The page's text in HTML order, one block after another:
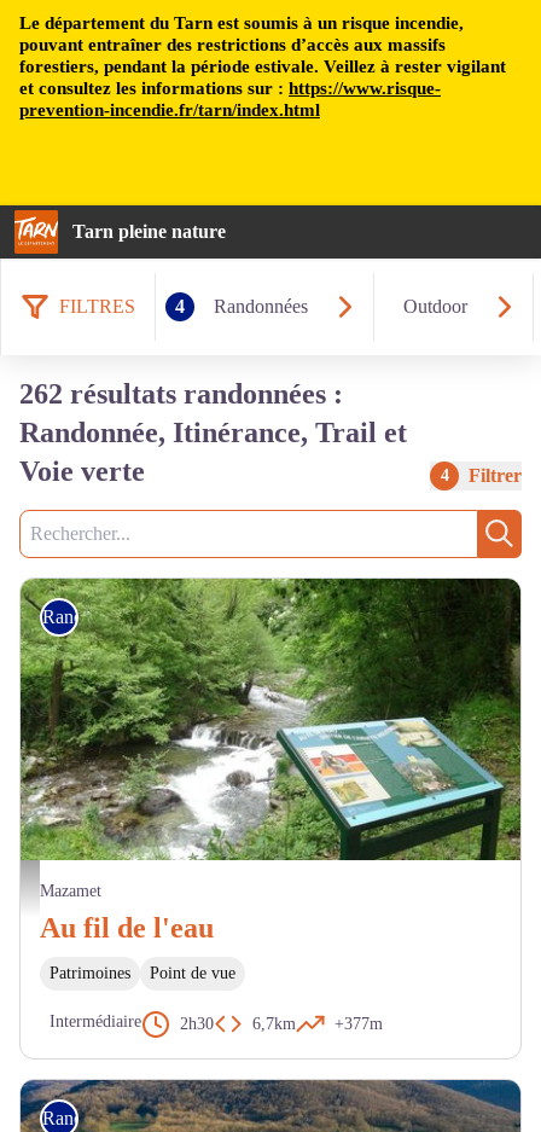
Le département du Tarn est soumis à un risque incendie,
pouvant entraîner des restrictions d’accès aux massifs
forestiers, pendant la période estivale. Veillez à rester vigilant
et consultez les informations sur : https://www.risque-
prevention-incendie.fr/tarn/index.html
Tarn pleine nature
FILTRES 4 Randonnées Outdoor
262 résultats randonnées :
Randonnée, Itinérance, Trail et
Voie verte
4 Filtrer
Recherche
L'Arnette - OTCM
Randonnée
Mazamet
Au fil de l'eau
Patrimoines Point de vue
Intermédiaire 2h30 6,7km +377m
Randonnée